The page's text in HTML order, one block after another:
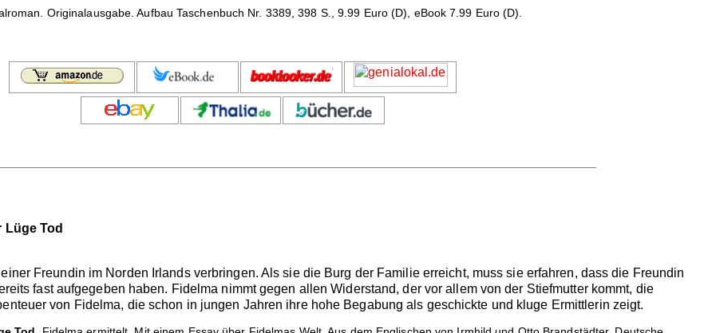
Originalausgabe. Aufbau Taschenbuch Nr. 3389, 398 S., 9.99 Euro (D), eBook 7.99 Euro (D).
Lüge Tod
Freundin im Norden Irlands verbringen. Als sie die Burg der Familie erreicht, muss sie erfahren, dass die Freundin
fast aufgegeben haben. Fidelma nimmt gegen allen Widerstand, der vor allem von der Stiefmutter kommt, die
von Fidelma, die schon in jungen Jahren ihre hohe Begabung als geschickte und kluge Ermittlerin zeigt.